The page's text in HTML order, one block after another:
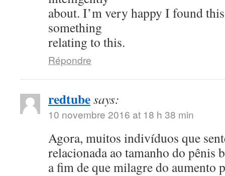
about. I’m very happy I found
something
relating to this.
Répondre
redtubesays:
10 novembre 2016 at 18 h 38 min
Agora, muitos indivíduos que
relacionada ao tamanho do pênis
a fim de que milagre do aumento